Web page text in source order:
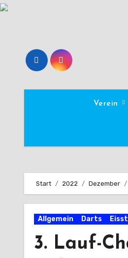
Zum
Verein
Start 2022 Dezember
Allgemein Darts
3. Lauf-